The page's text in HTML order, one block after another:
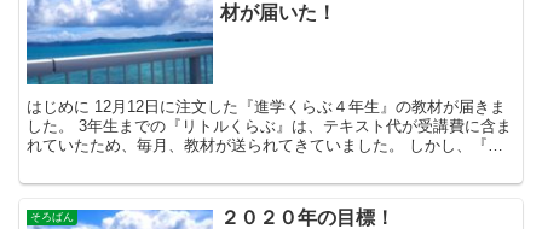
材が届いた！
はじめに 12月12日に注文した『進学くらぶ４年生』の教材が届きま
した。 3年生までの『リトルくらぶ』は、テキスト代が受講費に含ま
れていたため、毎月、教材が送られてきていました。 しかし、『進
そろばん ２０２０年の目標！